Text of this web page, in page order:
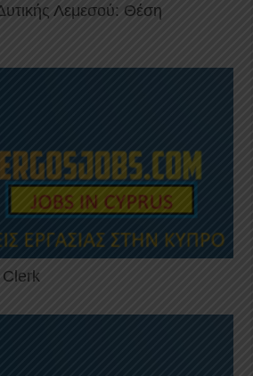
Λεμεσού: Θέση
Clerk